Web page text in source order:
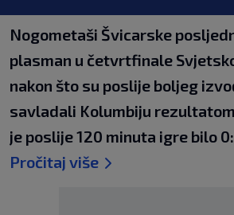
Nogometaši Švicarske
plasman u četvrtfinale
nakon što su poslije boljeg
savladali Kolumbiju
je poslije 120 minuta igre bilo
Pročitaj više